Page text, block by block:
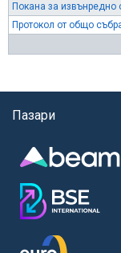
Покана за
Протокол от общо
Пазари